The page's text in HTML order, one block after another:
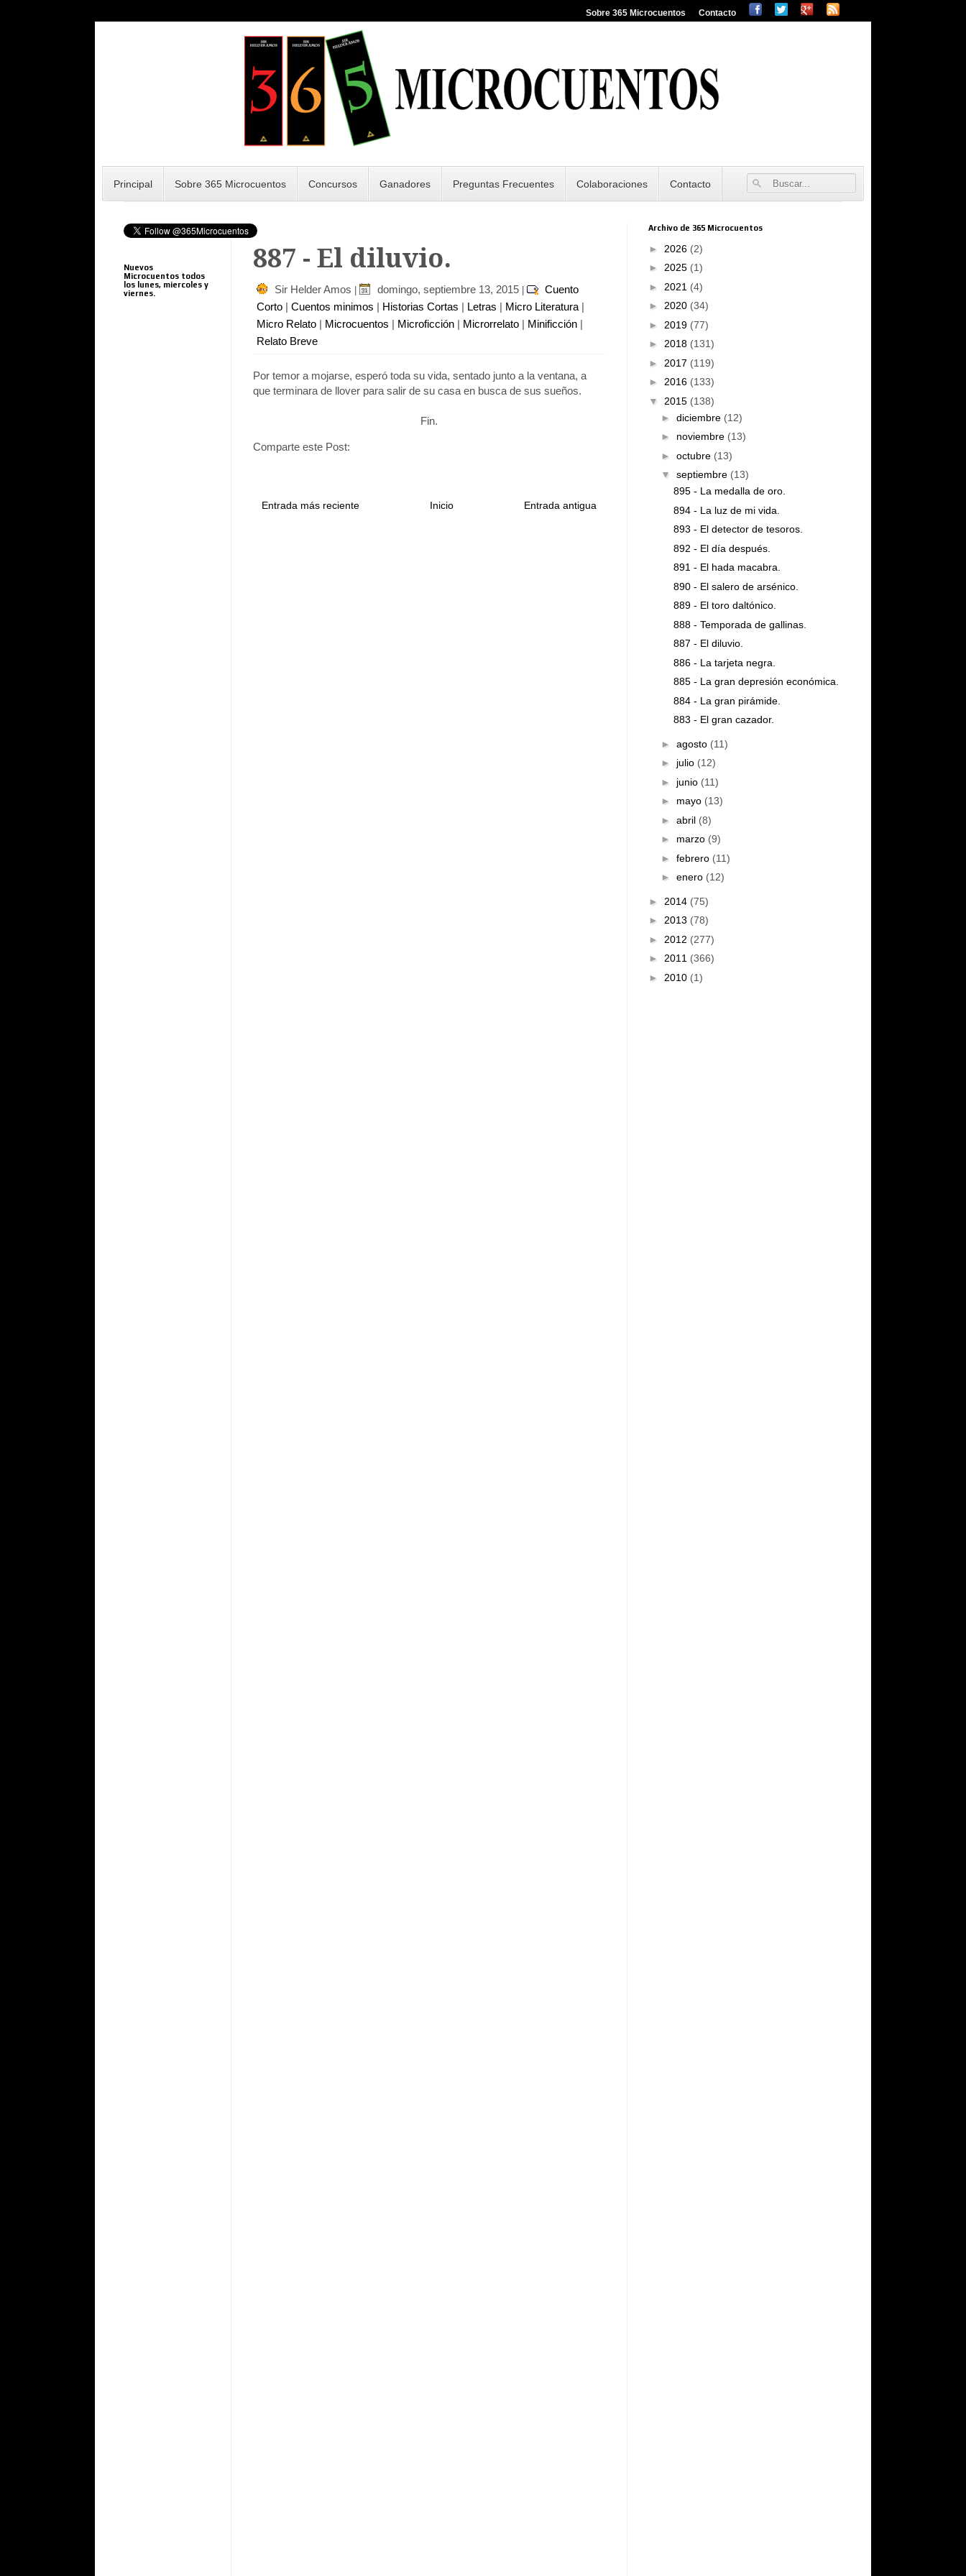
Sobre 365 Microcuentos Contacto
Principal Sobre 365 Microcuentos Concursos Ganadores Preguntas Frecuentes Colaboraciones Contacto
887 - El diluvio.
Sir Helder Amos domingo, septiembre 13, 2015
Cuento
Corto | Cuentos minimos | Historias Cortas | Letras | Micro Literatura |
Micro Relato | Microcuentos | Microficción | Microrrelato | Minificción |
Relato Breve
Por temor a mojarse, esperó toda su vida, sentado junto a la ventana, a
que terminara de llover para salir de su casa en busca de sus sueños.
Fin.
Comparte este Post:
Entrada más reciente Entrada antigua
Inicio
Nuevos
Microcuentos todos
los lunes, miercoles y
viernes.
Archivo de 365 Microcuentos
► 2026 (2)
► 2025 (1)
► 2021 (4)
► 2020 (34)
► 2019 (77)
► 2018 (131)
► 2017 (119)
► 2016 (133)
▼ 2015 (138)
► diciembre (12)
► noviembre (13)
► octubre (13)
▼ septiembre (13)
895 - La medalla de oro.
894 - La luz de mi vida.
893 - El detector de tesoros.
892 - El día después.
891 - El hada macabra.
890 - El salero de arsénico.
889 - El toro daltónico.
888 - Temporada de gallinas.
887 - El diluvio.
886 - La tarjeta negra.
885 - La gran depresión económica.
884 - La gran pirámide.
883 - El gran cazador.
► agosto (11)
► julio (12)
► junio (11)
► mayo (13)
► abril (8)
► marzo (9)
► febrero (11)
► enero (12)
► 2014 (75)
► 2013 (78)
► 2012 (277)
► 2011 (366)
► 2010 (1)